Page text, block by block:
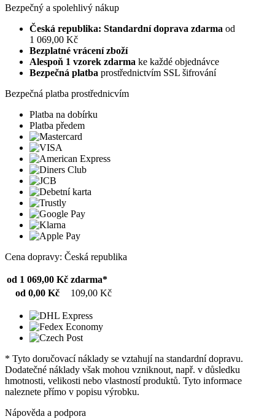
Bezpečný a spolehlivý nákup
Česká republika: Standardní doprava zdarma od
1 069,00 Kč
Bezplatné vrácení zboží
Alespoň 1 vzorek zdarma ke každé objednávce
Bezpečná platba prostřednictvím SSL šifrování
Bezpečná platba prostřednicvím
Platba na dobírku
Platba předem
Cena dopravy: Česká republika
od 1 069,00 Kč zdarma*
od 0,00 Kč
109,00 Kč
* Tyto doručovací náklady se vztahují na standardní dopravu.
Dodatečné náklady však mohou vzniknout, např. v důsledku
hmotnosti, velikosti nebo vlastností produktů. Tyto informace
naleznete přímo v popisu výrobku.
Nápověda a podpora